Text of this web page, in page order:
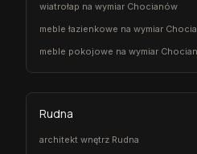
wiatrołap na wymiar Chocianów
meble łazienkowe na wymiar
meble pokojowe na wymiar
Rudna
architekt wnętrz Rudna